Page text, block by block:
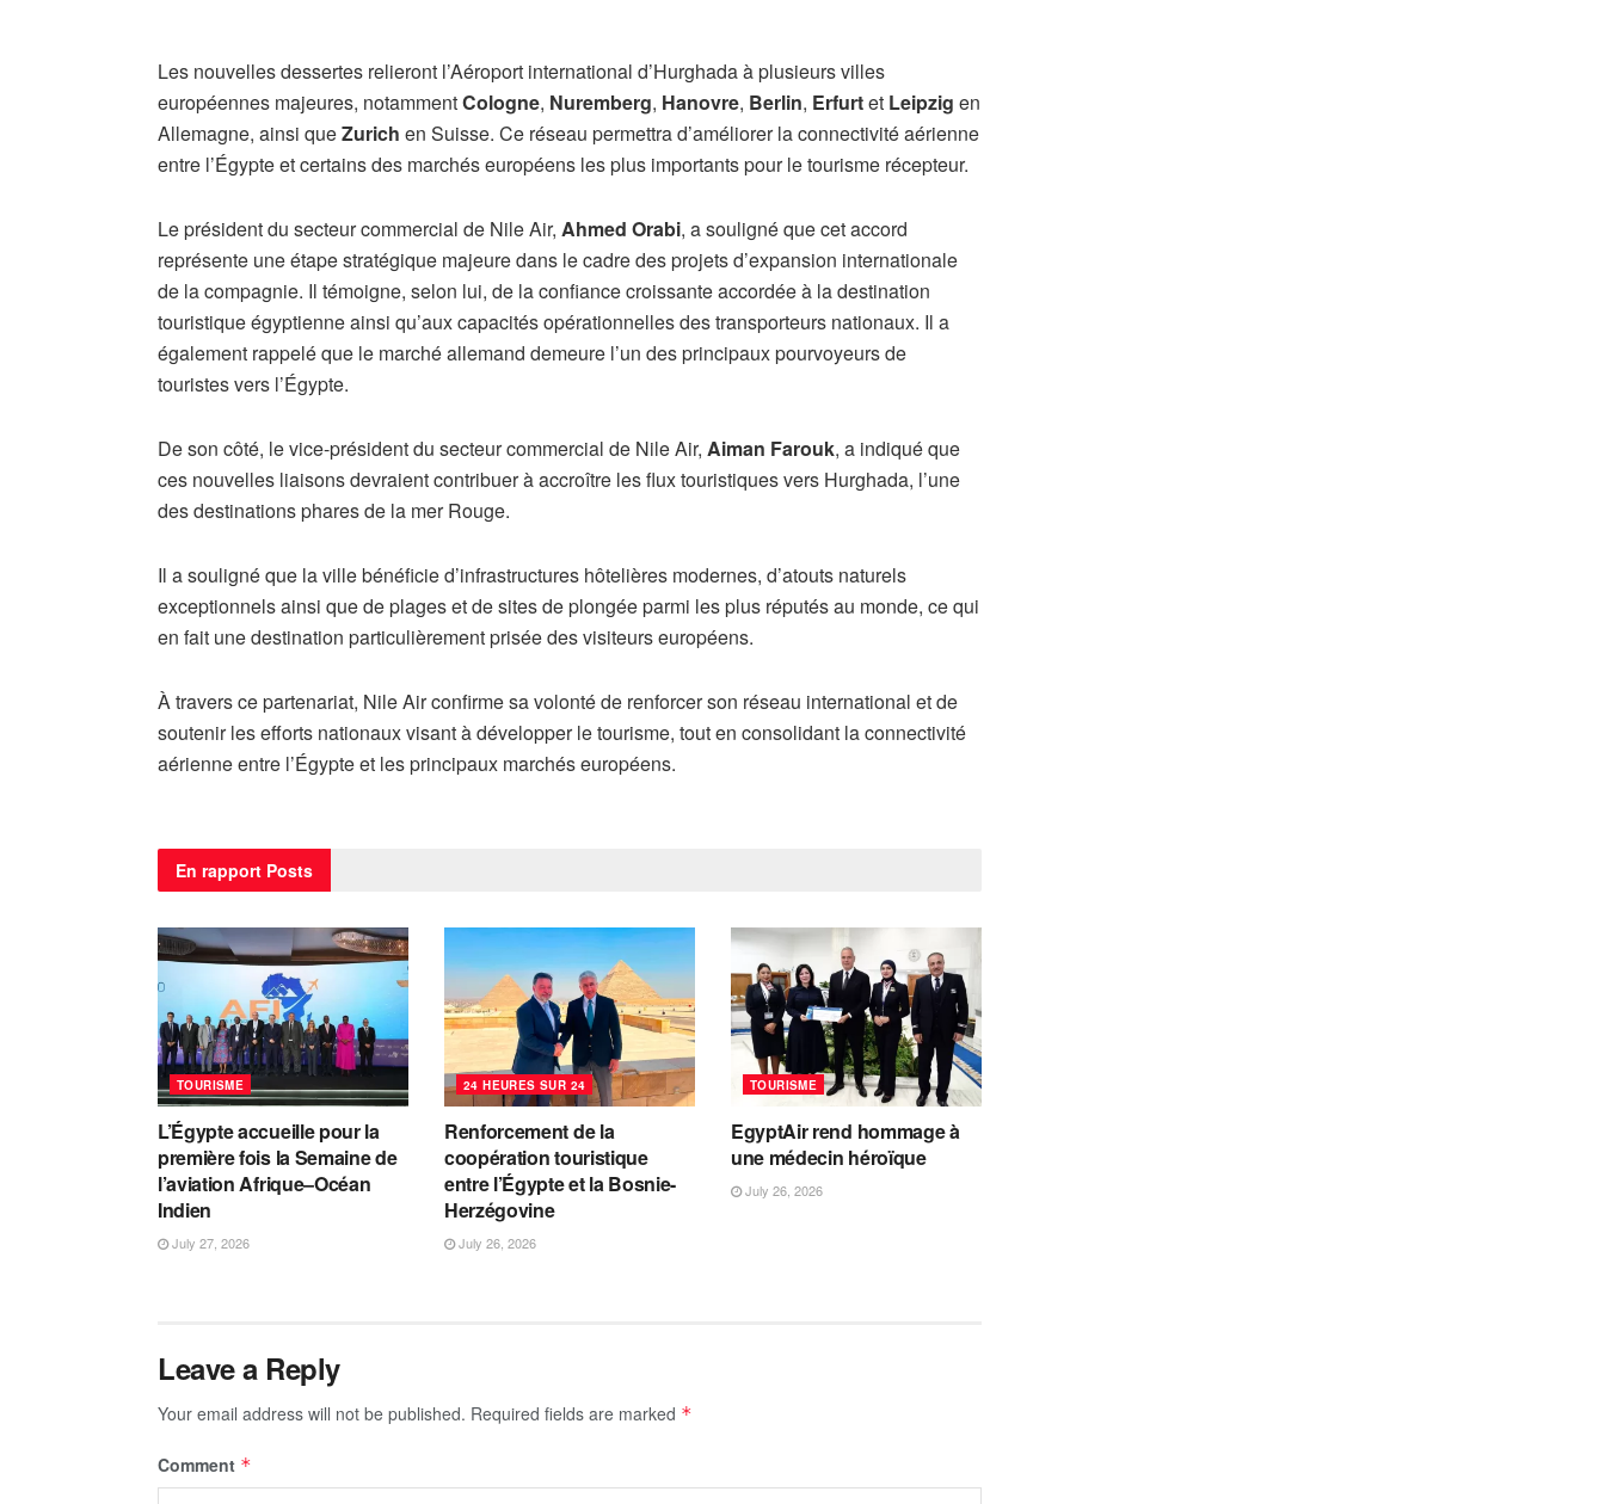
Les nouvelles dessertes relieront l’Aéroport international d’Hurghada à plusieurs villes
européennes majeures, notammentCologne, Nuremberg, Hanovre, Berlin, Erfurtet Leipzig en
Allemagne, ainsi queZurich en Suisse. Ce réseau permettra d’améliorer la connectivité aérienne
entre l’Égypte et certains des marchés européens les plus importants pour le tourisme récepteur.
Le président du secteur commercial de Nile Air, Ahmed Orabi, a souligné que cet accord
représente une étape stratégique majeure dans le cadre des projets d’expansion internationale
de la compagnie. Il témoigne, selon lui, de la confiance croissante accordée à la destination
touristique égyptienne ainsi qu’aux capacités opérationnelles des transporteurs nationaux. Il a
également rappelé que le marché allemand demeure l’un des principaux pourvoyeurs de
touristes vers l’Égypte.
De son côté, le vice-président du secteur commercial de Nile Air, Aiman Farouk, a indiqué que
ces nouvelles liaisons devraient contribuer à accroître les flux touristiques vers Hurghada, l’une
des destinations phares de la mer Rouge.
Il a souligné que la ville bénéficie d’infrastructures hôtelières modernes, d’atouts naturels
exceptionnels ainsi que de plages et de sites de plongée parmi les plus réputés au monde, ce qui
en fait une destination particulièrement prisée des visiteurs européens.
À travers ce partenariat, Nile Air confirme sa volonté de renforcer son réseau international et de
soutenir les efforts nationaux visant à développer le tourisme, tout en consolidant la connectivité
aérienne entre l’Égypte et les principaux marchés européens.
En rapport Posts
TOURISME
L’Égypte accueille pour la
première fois la Semaine de
l’aviation Afrique–Océan
Indien
July 27, 2026
24 HEURES SUR 24
Renforcement de la
coopération touristique
entre l’Égypte et la Bosnie-
Herzégovine
July 26, 2026
TOURISME
EgyptAir rend hommage à
une médecin héroïque
July 26, 2026
Leave a Reply
Your email address will not be published. Required fields are marked *
Comment *